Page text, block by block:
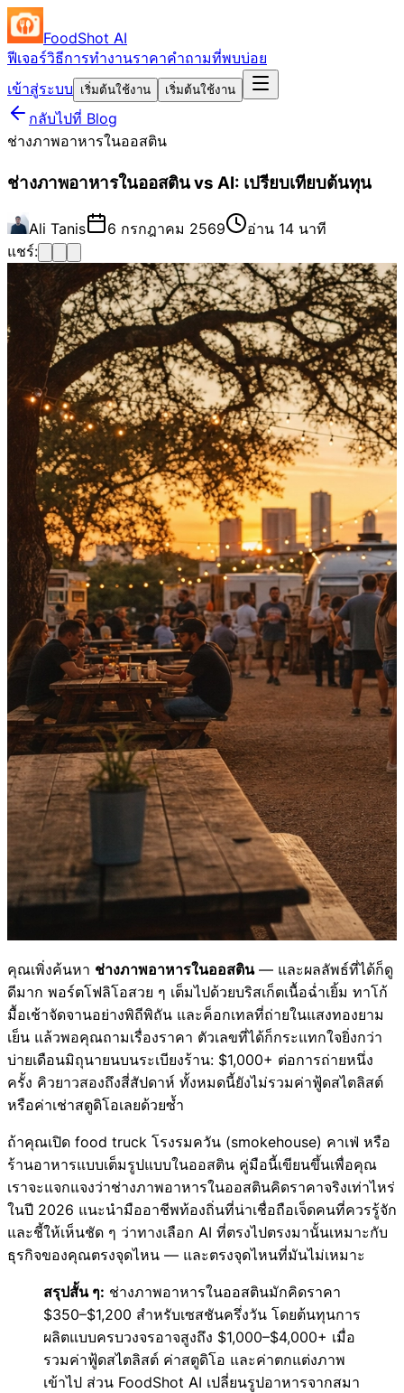
FoodShot AI
ฟีเจอร์วิธีการทำงานราคาคำถามที่พบบ่อย
เข้าสู่ระบบ
เริ่มต้นใช้งาน เริ่มต้นใช้งาน
กลับไปที่ Blog
ช่างภาพอาหารในออสติน
ช่างภาพอาหารในออสติน vs AI: เปรียบเทียบต้นทุน
Ali Tanis 6 กรกฎาคม 2569
อ่าน 14 นาที
แชร์:
คุณเพิ่งค้นหา ช่างภาพอาหารในออสติน— และผลลัพธ์ที่ได้ก็ดู
ดีมาก พอร์ตโฟลิโอสวย ๆ เต็มไปด้วยบริสเก็ตเนื้อฉ่ำเยิ้ม ทาโก้
มื้อเช้าจัดจานอย่างพิถีพิถัน และค็อกเทลที่ถ่ายในแสงทองยาม
เย็น แล้วพอคุณถามเรื่องราคา ตัวเลขที่ได้ก็กระแทกใจยิ่งกว่า
บ่ายเดือนมิถุนายนบนระเบียงร้าน: $1,000+ ต่อการถ่ายหนึ่ง
ครั้ง คิวยาวสองถึงสี่สัปดาห์ ทั้งหมดนี้ยังไม่รวมค่าฟู้ดสไตลิสต์
หรือค่าเช่าสตูดิโอเลยด้วยซ้ำ
ถ้าคุณเปิด food truck โรงรมควัน (smokehouse) คาเฟ่ หรือ
ร้านอาหารแบบเต็มรูปแบบในออสติน คู่มือนี้เขียนขึ้นเพื่อคุณ
เราจะแจกแจงว่าช่างภาพอาหารในออสตินคิดราคาจริงเท่าไหร่
ในปี 2026 แนะนำมืออาชีพท้องถิ่นที่น่าเชื่อถือเจ็ดคนที่ควรรู้จัก
และชี้ให้เห็นชัด ๆ ว่าทางเลือก AI ที่ตรงไปตรงมานั้นเหมาะกับ
ธุรกิจของคุณตรงจุดไหน — และตรงจุดไหนที่มันไม่เหมาะ
สรุปสั้น ๆ: ช่างภาพอาหารในออสตินมักคิดราคา
$350–$1,200 สำหรับเซสชันครึ่งวัน โดยต้นทุนการ
ผลิตแบบครบวงจรอาจสูงถึง $1,000–$4,000+ เมื่อ
รวมค่าฟู้ดสไตลิสต์ ค่าสตูดิโอ และค่าตกแต่งภาพ
เข้าไป ส่วน FoodShot AI เปลี่ยนรูปอาหารจากสมา